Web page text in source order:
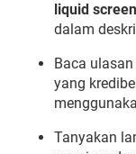
liquid screen
dalam
Baca ulasan
yang kredibel
Tanyakan